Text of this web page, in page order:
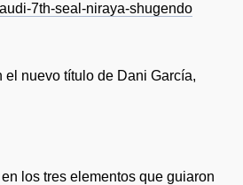
7th-seal-niraya-shugendo
el nuevo título de Dani García,
los tres elementos que guiaron